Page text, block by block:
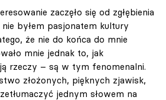
zaczęło się od zgłębienia
byłem pasjonatem kultury
że nie do końca do mnie
mnie jednak to, jak
rzeczy – są w tym fenomenalni.
złożonych, pięknych zjawisk,
jednym słowem na